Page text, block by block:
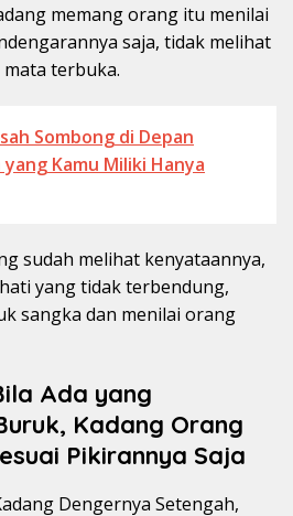
memang orang itu menilai
saja, tidak melihat
terbuka.
Sombong di Depan
Kamu Miliki Hanya
sudah melihat kenyataannya,
yang tidak terbendung,
sangka dan menilai orang
Ada yang
Kadang Orang
Pikirannya Saja